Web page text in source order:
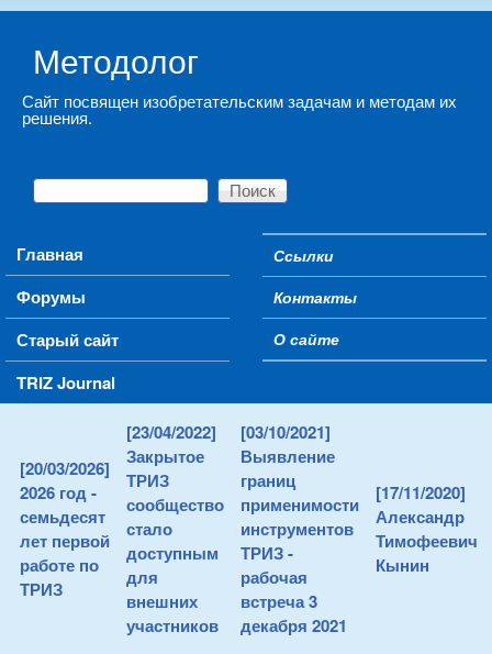
Методолог
Сайт посвящен изобретательским задачам и методам их
решения.
Форма поиска
Поиск
Main menu
Главная
Форумы
Старый сайт
TRIZ Journal
Secondary menu
Ссылки
Контакты
О сайте
[20/03/2026]
2026 год -
семьдесят
лет первой
работе по
ТРИЗ
[23/04/2022]
Закрытое
ТРИЗ
сообщество
стало
доступным
для
внешних
участников
[03/10/2021]
Выявление
границ
применимости
инструментов
ТРИЗ -
рабочая
встреча 3
декабря 2021
[17/11/2020]
Александр
Тимофеевич
Кынин